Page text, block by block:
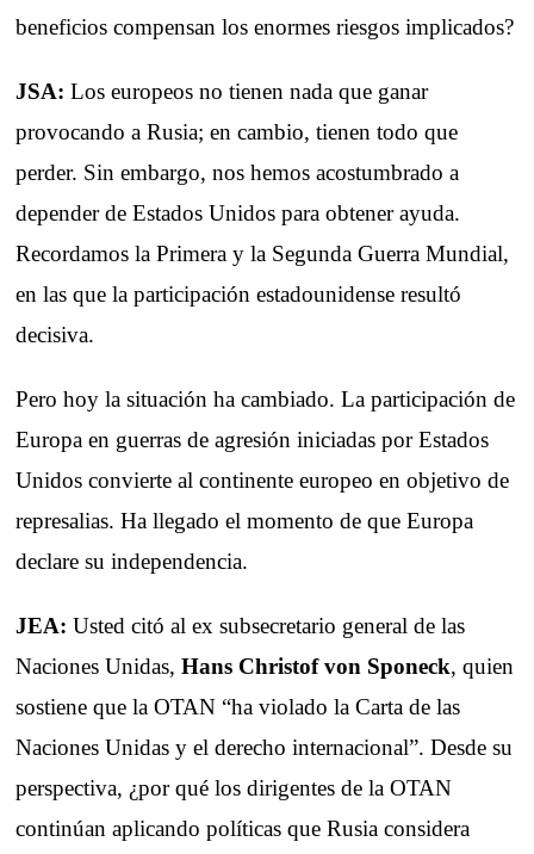
beneficios compensan los enormes riesgos implicados?
JSA: Los europeos no tienen nada que ganar
provocando a Rusia; en cambio, tienen todo que
perder. Sin embargo, nos hemos acostumbrado a
depender de Estados Unidos para obtener ayuda.
Recordamos la Primera y la Segunda Guerra Mundial,
en las que la participación estadounidense resultó
decisiva.
Pero hoy la situación ha cambiado. La participación de
Europa en guerras de agresión iniciadas por Estados
Unidos convierte al continente europeo en objetivo de
represalias. Ha llegado el momento de que Europa
declare su independencia.
JEA: Usted citó al ex subsecretario general de las
Naciones Unidas,Hans Christof von Sponeck, quien
sostiene que la OTAN “ha violado la Carta de las
Naciones Unidas y el derecho internacional”. Desde su
perspectiva, ¿por qué los dirigentes de la OTAN
continúan aplicando políticas que Rusia considera